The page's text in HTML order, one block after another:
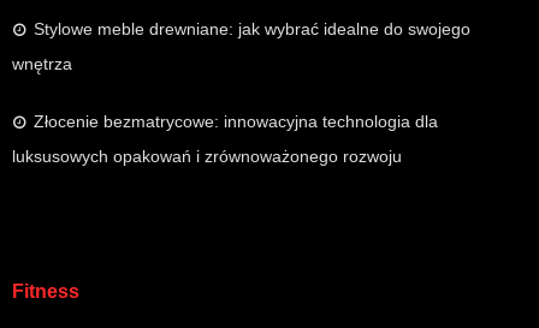
Stylowe meble drewniane: jak wybrać idealne do swojego
wnętrza
Złocenie bezmatrycowe: innowacyjna technologia dla
luksusowych opakowań i zrównoważonego rozwoju
Fitness